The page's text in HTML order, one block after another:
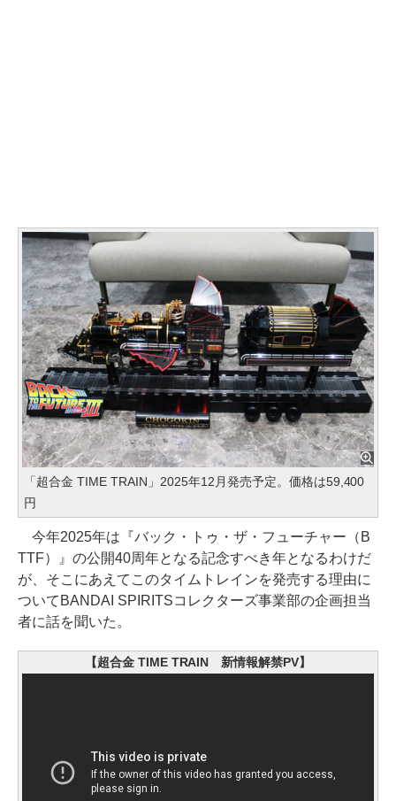
「超合金 TIME TRAIN」2025年12月発売予定。価格は59,400
円
今年2025年は『バック・トゥ・ザ・フューチャー（B
TTF）』の公開40周年となる記念すべき年となるわけだ
が、そこにあえてこのタイムトレインを発売する理由に
ついてBANDAI SPIRITSコレクターズ事業部の企画担当
者に話を聞いた。
【超合金 TIME TRAIN 新情報解禁PV】